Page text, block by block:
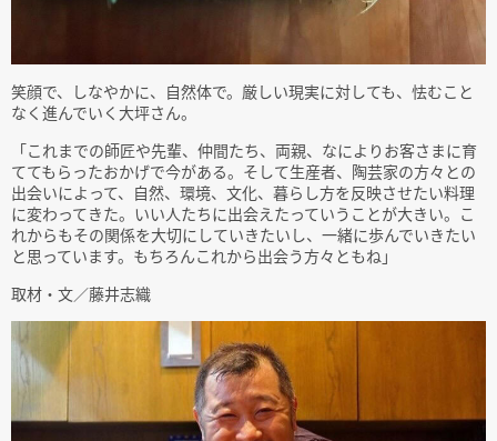
笑顔で、しなやかに、自然体で。厳しい現実に対しても、怯むこと
なく進んでいく大坪さん。
「これまでの師匠や先輩、仲間たち、両親、なによりお客さまに育
ててもらったおかげで今がある。そして生産者、陶芸家の方々との
出会いによって、自然、環境、文化、暮らし方を反映させたい料理
に変わってきた。いい人たちに出会えたっていうことが大きい。こ
れからもその関係を大切にしていきたいし、一緒に歩んでいきたい
と思っています。もちろんこれから出会う方々ともね」
取材・文／藤井志織